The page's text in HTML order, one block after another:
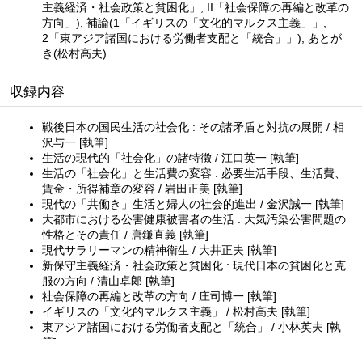
主義経済・社会政策と貧困化」, II「社会保障の再編と改革の
方向」), 補論(1「イギリスの「文化的マルクス主義」」,
2「東アジア諸国における労働者支配と「統合」」), あとが
き(松村高夫)
収録内容
戦後日本の国民生活の社会化 : その諸矛盾と対抗の展開 / 相
沢与一 [執筆]
生活の現代的「社会化」の諸特徴 / 江口英一 [執筆]
生活の「社会化」と生活費の変容 : 必要生活手段、生活費、
賃金・所得補章の変容 / 岩田正美 [執筆]
現代の「共働き」生活と婦人の社会的進出 / 金沢誠一 [執筆]
大都市における公害健康被害者の生活 : 大気汚染公害問題の
性格とその責任 / 唐鎌直義 [執筆]
現代サラリーマンの精神衛生 / 大井正夫 [執筆]
新保守主義経済・社会政策と貧困化 : 現代日本の貧困化と克
服の方向 / 清山卓郎 [執筆]
社会保障の再編と改革の方向 / 庄司博一 [執筆]
イギリスの「文化的マルクス主義」 / 松村高夫 [執筆]
東アジア諸国における労働者支配と「統合」 / 小林英夫 [執